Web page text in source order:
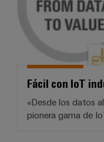
Fácil con IoT
«Desde los datos
pionera gama de